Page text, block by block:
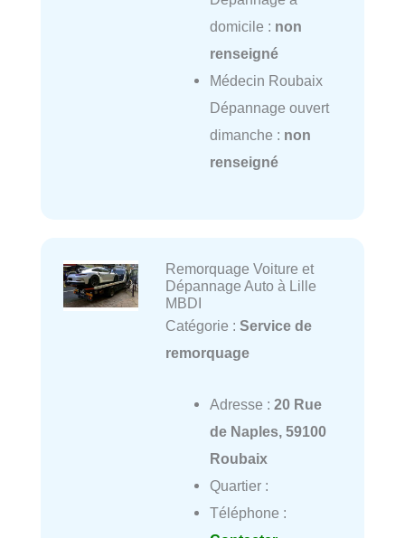
domicile : non
renseigné
Médecin Roubaix
Dépannage ouvert
dimanche : non
renseigné
Remorquage Voiture et
Dépannage Auto à Lille
MBDI
Catégorie : Service de
remorquage
Adresse : 20 Rue
de Naples, 59100
Roubaix
Quartier :
Téléphone :